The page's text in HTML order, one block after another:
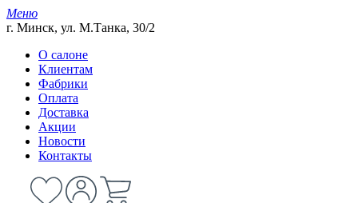
Меню
г. Минск, ул. М.Танка, 30/2
О салоне
Клиентам
Фабрики
Оплата
Доставка
Акции
Новости
Контакты